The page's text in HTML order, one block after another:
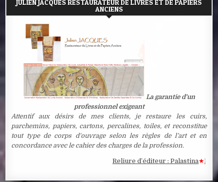
JULIEN JACQUES RESTAURATEUR DE LIVRES ET DE PAPIERS
ANCIENS
La garantie d'un
professionnel exigeant
Attentif aux désirs de mes clients, je restaure les cuirs,
parchemins, papiers, cartons, percalines, toiles, et reconstitue
tout type de corps d'ouvrage selon les règles de l’art et en
concordance avec le cahier des charges de la profession.
Reliure d’éditeur : Palastina★